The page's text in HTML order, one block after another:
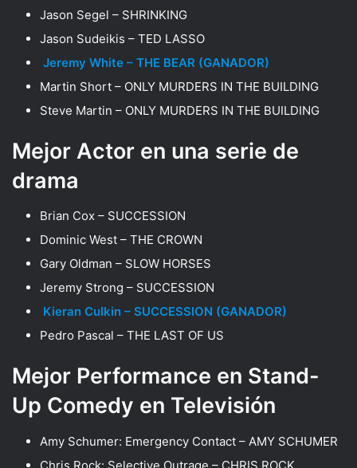
Jason Segel – SHRINKING
Jason Sudeikis – TED LASSO
Jeremy White – THE BEAR (GANADOR)
Martin Short – ONLY MURDERS IN THE BUILDING
Steve Martin – ONLY MURDERS IN THE BUILDING
Mejor Actor en una serie de
drama
Brian Cox – SUCCESSION
Dominic West – THE CROWN
Gary Oldman – SLOW HORSES
Jeremy Strong – SUCCESSION
Kieran Culkin – SUCCESSION (GANADOR)
Pedro Pascal – THE LAST OF US
Mejor Performance en Stand-
Up Comedy en Televisión
Amy Schumer: Emergency Contact – AMY SCHUMER
Chris Rock: Selective Outrage – CHRIS ROCK